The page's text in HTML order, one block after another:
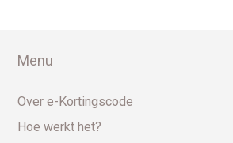
Menu
Over e-Kortingscode
Hoe werkt het?